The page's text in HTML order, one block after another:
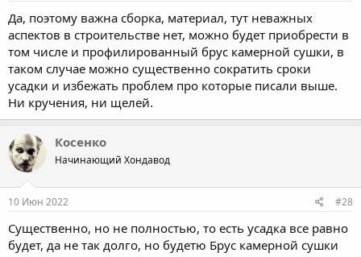
Да, поэтому важна сборка, материал, тут неважных
аспектов в строительстве нет, можно будет приобрести в
том числе и профилированный брус камерной сушки, в
таком случае можно существенно сократить сроки
усадки и избежать проблем про которые писали выше.
Ни кручения, ни щелей.
Косенко
Начинающий Хондавод
10 Июн 2022 #28
Существенно, но не полностью, то есть усадка все равно
будет, да не так долго, но будетю Брус камерной сушки